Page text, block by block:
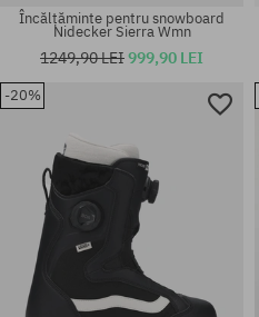
Mărimi existente:
Încălțăminte pentru snowboard
Nidecker Sierra Wmn
1249,90 LEI999,90 LEI
-20%